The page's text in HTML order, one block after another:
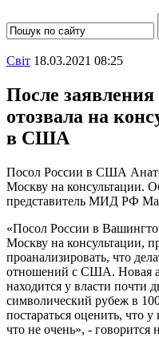
Свiт 18.03.2021 08:25
После
отозвала на
в США
Посол России в США
Москву на консультации.
представитель МИД РФ
«Посол России в
Москву на консультации,
проанализировать, что
отношений с США. Новая
находится у власти почти
символический рубеж в
постараться оценить, что
что не очень», - говорится